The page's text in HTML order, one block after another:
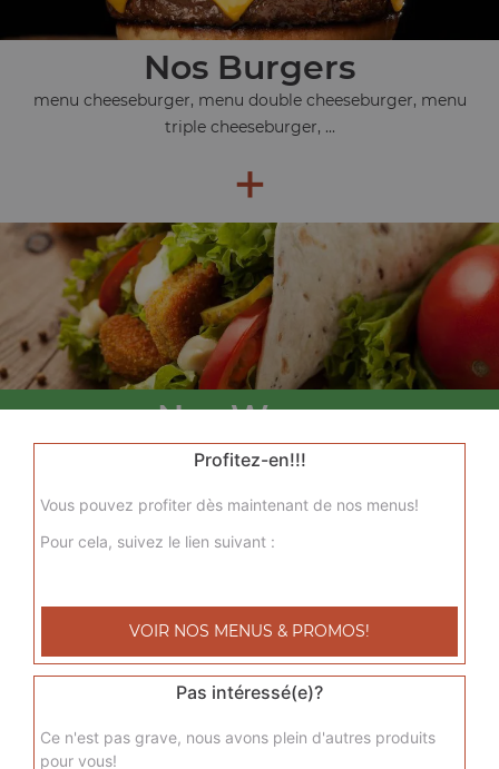
Nos Burgers
menu cheeseburger, menu double cheeseburger, menu
triple cheeseburger, ...
+
Nos Wraps
menu wrap tenders, menu wrap tenders steak
+
Nos Tacos
Profitez-en!!!
Vous pouvez profiter dès maintenant de nos menus!
Pour cela, suivez le lien suivant :
VOIR NOS MENUS & PROMOS!
Pas intéressé(e)?
Ce n'est pas grave, nous avons plein d'autres produits
pour vous!